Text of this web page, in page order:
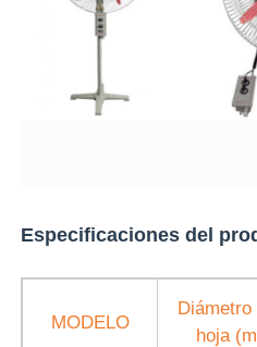
Solicitar una cotización
Iluminación a prueba de
ventilador a prueba de
Especificaciones del
MODELO
Diámetro
hoja